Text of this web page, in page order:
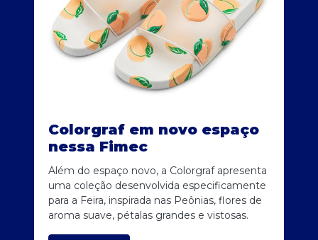
Colorgraf em novo espaço
nessa Fimec
Além do espaço novo, a Colorgraf apresenta
uma coleção desenvolvida especificamente
para a Feira, inspirada nas Peônias, flores de
aroma suave, pétalas grandes e vistosas.